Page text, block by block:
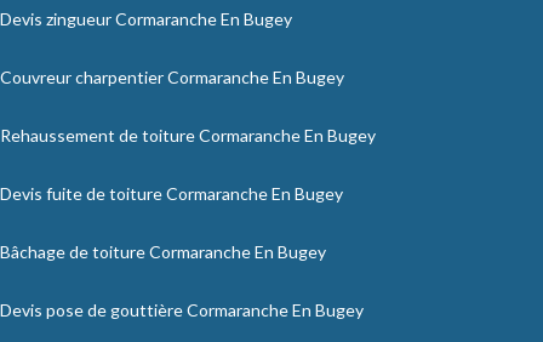
Devis zingueur Cormaranche En Bugey
Couvreur charpentier Cormaranche En Bugey
Rehaussement de toiture Cormaranche En Bugey
Devis fuite de toiture Cormaranche En Bugey
Bâchage de toiture Cormaranche En Bugey
Devis pose de gouttière Cormaranche En Bugey